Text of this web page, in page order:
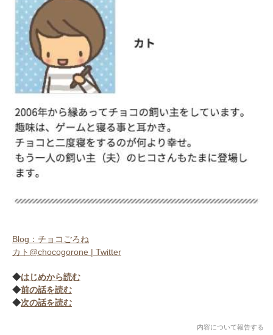
Blog：チョコごろね
カト@chocogorone | Twitter
◆はじめから読む
◆前の話を読む
◆次の話を読む
内容について報告する